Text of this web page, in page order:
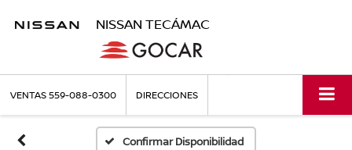
NISSAN TECÁMAC
VENTAS559-088-0300 DIRECCIONES
Confirmar Disponibilidad